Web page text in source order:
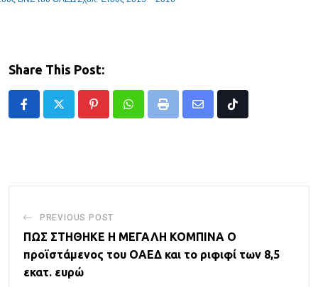
Share This Post:
PinterestWhatsappPrint
Share
Tiktok
PREVIOUS POST
ΠΩΣ ΣΤΗΘΗΚΕ Η ΜΕΓΑΛΗ ΚΟΜΠΙΝΑ Ο
προϊστάμενος του ΟΑΕΔ και τo ριφιφί των 8,5
εκατ. ευρώ